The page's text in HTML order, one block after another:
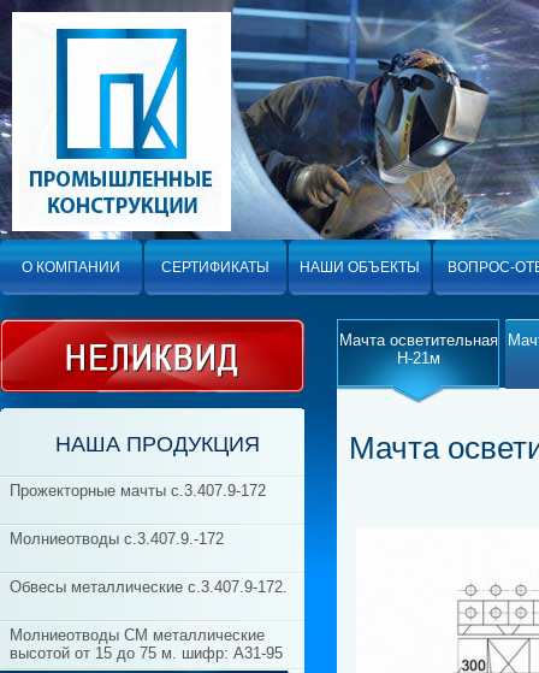
О КОМПАНИИ СЕРТИФИКАТЫ НАШИ ОБЪЕКТЫ ВОПРОС-
НАША ПРОДУКЦИЯ
Прожекторные мачты c.3.407.9-172
Молниеотводы с.3.407.9.-172
Обвесы металлические с.3.407.9-172.
Молниеотводы СМ металлические
высотой от 15 до 75 м. шифр: А31-95
Мачта осветительная
Н-21м
Мачта